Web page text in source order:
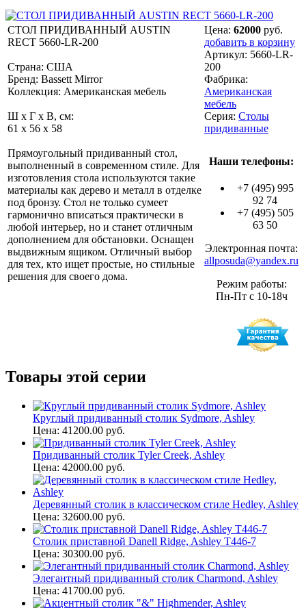
СТОЛ ПРИДИВАННЫЙ AUSTIN
RECT 5660-LR-200
Страна: США
Бренд: Bassett Mirror
Коллекция: Американская мебель
Ш x Г x В, см:
61 x 56 x 58
Прямоугольный придиванный стол,
выполненный в современном стиле. Для
изготовления стола используются такие
материалы как дерево и металл в отделке
под бронзу. Стол не только сумеет
гармонично вписаться практически в
любой интерьер, но и станет отличным
дополнением для обстановки. Оснащен
выдвижным ящиком. Отличный выбор
для тех, кто ищет простые, но стильные
решения для своего дома.
Цена: 62000 руб.
добавить в корзину
Артикул: 5660-LR-
200
Фабрика:
Американская
мебель
Серия: Столы
придиванные
Наши телефоны:
+7 (495) 995
92 74
+7 (495) 505
63 50
Электронная почта:
allposuda@yandex.ru
Режим работы:
Пн-Пт с 10-18ч
Товары этой серии
Круглый придиванный столик Sydmore, Ashley
Цена: 41200.00 руб.
Придиванный столик Tyler Creek, Ashley
Цена: 42000.00 руб.
Деревянный столик в классическом стиле Hedley, Ashley
Цена: 32600.00 руб.
Столик приставной Danell Ridge, Ashley T446-7
Цена: 30300.00 руб.
Элегантный придиванный столик Charmond, Ashley
Цена: 41700.00 руб.